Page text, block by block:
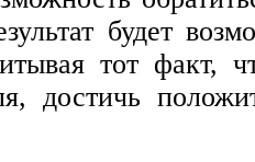
будет
тот факт,
достичь